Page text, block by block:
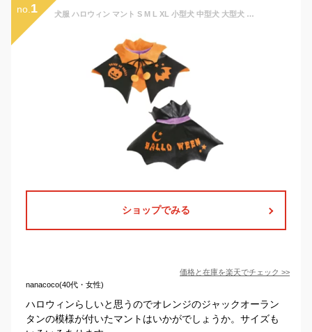
no. 1 犬服 ハロウィン マント S M L XL 小型犬 中型犬 大型犬 ハロウィーン コスチューム ドッグウェア halloween 犬 ハロウィンマント 衣装 柴犬 子犬 子犬用 仔犬 中型 幼犬 ギフト プレゼント おススメ ドッググッズ 犬服ハロウィン 猫 服 子猫 ネコ ねこ ペット おしゃれ
ショップでみる
価格と在庫を楽天でチェック >>
nanacoco(40代・女性)
ハロウィンらしいと思うのでオレンジのジャックオーラン
タンの模様が付いたマントはいかがでしょうか。サイズも